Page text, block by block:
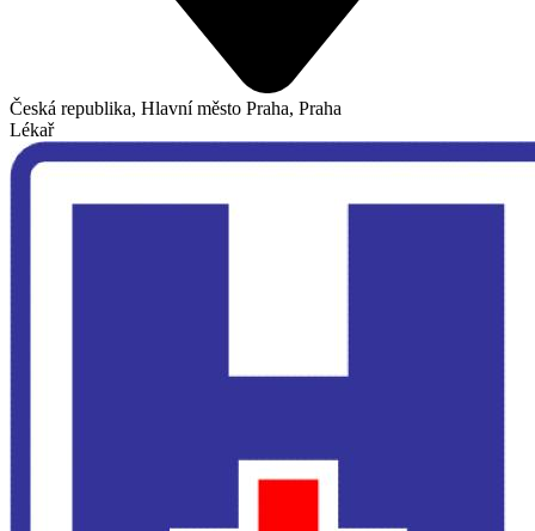
Česká republika, Hlavní město Praha, Praha
Lékař